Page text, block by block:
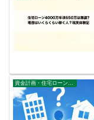
資金計画・住宅ローン審査